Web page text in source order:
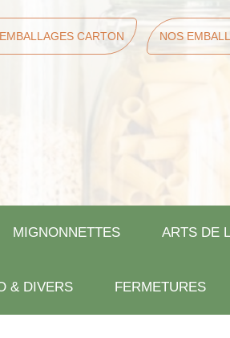
CARTON NOS
MIGNONNETTES ARTS DE
& DIVERS FERMETURES